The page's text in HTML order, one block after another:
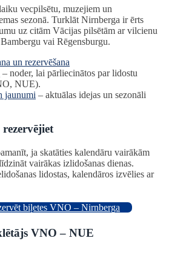
vecpilsētu, muzejiem un
sezonā. Turklāt Nirnberga ir ērts
uz citām Vācijas pilsētām ar vilcienu
vai Rēgensburgu.
un rezervēšana
– noder, lai pārliecinātos par lidostu
NUE).
jaunumi – aktuālas idejas un sezonāli
ja skatāties kalendāru vairākām
vairākas izlidošanas dienas.
lidostas, kalendāros izvēlies ar
biļetes VNO – Nirnberga
VNO – NUE